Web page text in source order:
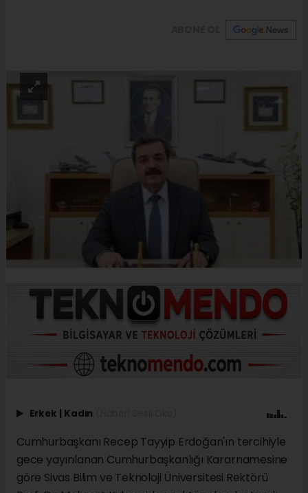
Erkek | Kadın
Cumhurbaşkanı Recep Tayyip Erdoğan'ın tercihiyle
gece yayınlanan Cumhurbaşkanlığı Kararnamesine
göre Sivas Bilim ve Teknoloji Üniversitesi Rektörü